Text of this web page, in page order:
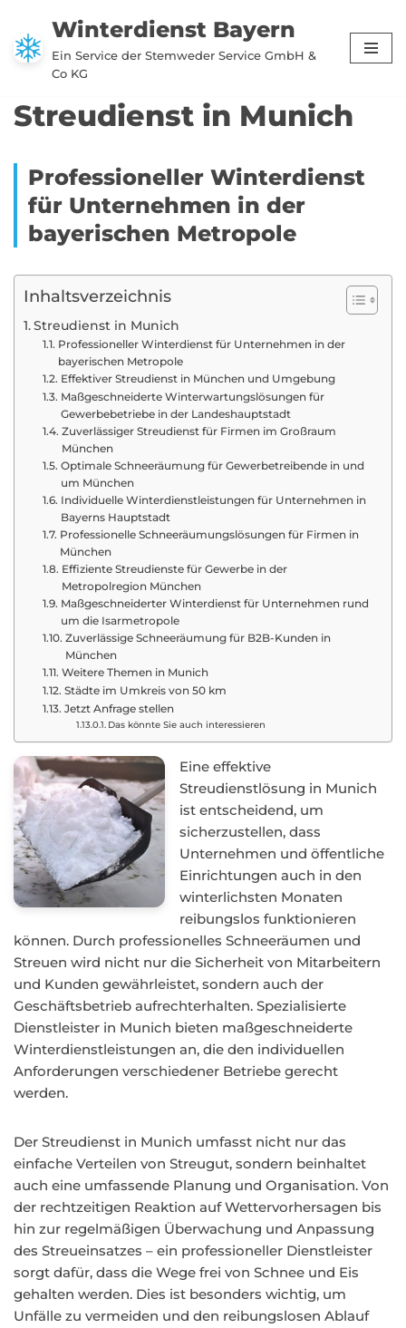
Zum
Inhalt
Winterdienst Bayern
Ein Service der Stemweder Service GmbH &
Co KG
Streudienst in Munich
Professioneller Winterdienst
für Unternehmen in der
bayerischen Metropole
Inhaltsverzeichnis
Streudienst in Munich
Professioneller Winterdienst für Unternehmen in der
bayerischen Metropole
Effektiver Streudienst in München und Umgebung
Maßgeschneiderte Winterwartungslösungen für
Gewerbebetriebe in der Landeshauptstadt
Zuverlässiger Streudienst für Firmen im Großraum
München
Optimale Schneeräumung für Gewerbetreibende in und
um München
Individuelle Winterdienstleistungen für Unternehmen in
Bayerns Hauptstadt
Professionelle Schneeräumungslösungen für Firmen in
München
Effiziente Streudienste für Gewerbe in der
Metropolregion München
Maßgeschneiderter Winterdienst für Unternehmen rund
um die Isarmetropole
Zuverlässige Schneeräumung für B2B-Kunden in
München
Weitere Themen in Munich
Städte im Umkreis von 50 km
Jetzt Anfrage stellen
Das könnte Sie auch interessieren
Eine effektive
Streudienstlösung in Munich
ist entscheidend, um
sicherzustellen, dass
Unternehmen und öffentliche
Einrichtungen auch in den
winterlichsten Monaten
reibungslos funktionieren
können. Durch professionelles Schneeräumen und
Streuen wird nicht nur die Sicherheit von Mitarbeitern
und Kunden gewährleistet, sondern auch der
Geschäftsbetrieb aufrechterhalten. Spezialisierte
Dienstleister in Munich bieten maßgeschneiderte
Winterdienstleistungen an, die den individuellen
Anforderungen verschiedener Betriebe gerecht
werden.
Der Streudienst in Munich umfasst nicht nur das
einfache Verteilen von Streugut, sondern beinhaltet
auch eine umfassende Planung und Organisation. Von
der rechtzeitigen Reaktion auf Wettervorhersagen bis
hin zur regelmäßigen Überwachung und Anpassung
des Streueinsatzes – ein professioneller Dienstleister
sorgt dafür, dass die Wege frei von Schnee und Eis
gehalten werden. Dies ist besonders wichtig, um
Unfälle zu vermeiden und den reibungslosen Ablauf